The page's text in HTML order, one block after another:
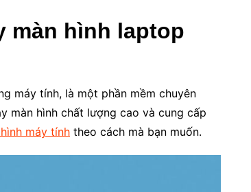
màn hình laptop
máy tính, là một phần mềm chuyên
màn hình chất lượng cao và cung cấp
máy tính theo cách mà bạn muốn.